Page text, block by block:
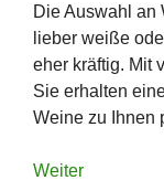
Die Auswahl an
lieber weiße
eher kräftig. Mit
Sie erhalten
Weine zu Ihnen
Weiter